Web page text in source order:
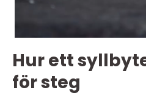
Hur ett
för steg